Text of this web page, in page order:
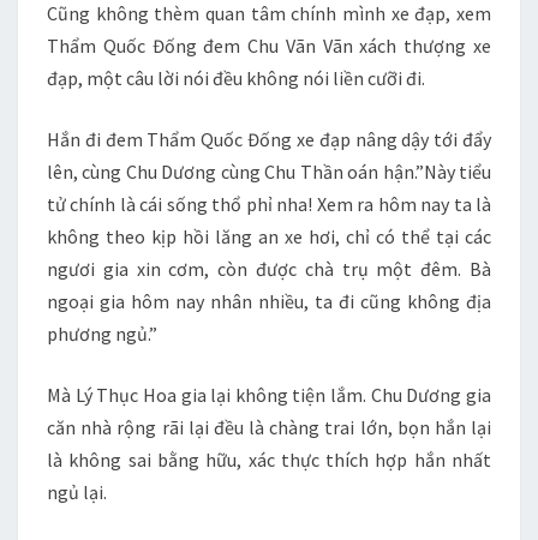
Cũng không thèm quan tâm chính mình xe đạp, xem
Thẩm Quốc Đống đem Chu Vãn Vãn xách thượng xe
đạp, một câu lời nói đều không nói liền cưỡi đi.
Hắn đi đem Thẩm Quốc Đống xe đạp nâng dậy tới đẩy
lên, cùng Chu Dương cùng Chu Thần oán hận.”Này tiểu
tử chính là cái sống thổ phỉ nha! Xem ra hôm nay ta là
không theo kịp hồi lăng an xe hơi, chỉ có thể tại các
ngươi gia xin cơm, còn được chà trụ một đêm. Bà
ngoại gia hôm nay nhân nhiều, ta đi cũng không địa
phương ngủ.”
Mà Lý Thục Hoa gia lại không tiện lắm. Chu Dương gia
căn nhà rộng rãi lại đều là chàng trai lớn, bọn hắn lại
là không sai bằng hữu, xác thực thích hợp hắn nhất
ngủ lại.